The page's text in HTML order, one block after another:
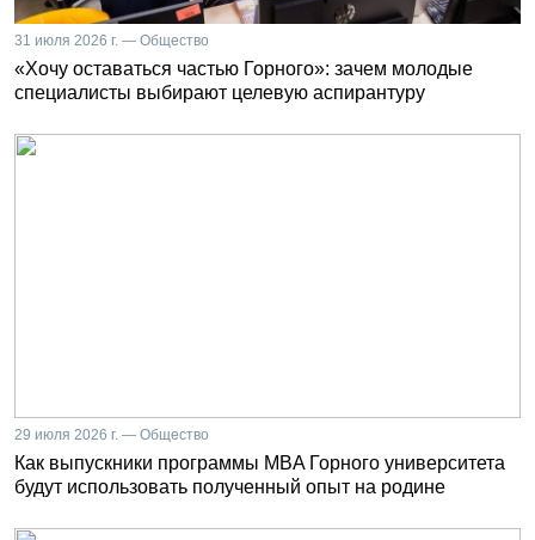
31 июля 2026 г. — Общество
«Хочу оставаться частью Горного»: зачем молодые
специалисты выбирают целевую аспирантуру
29 июля 2026 г. — Общество
Как выпускники программы MBA Горного университета
будут использовать полученный опыт на родине